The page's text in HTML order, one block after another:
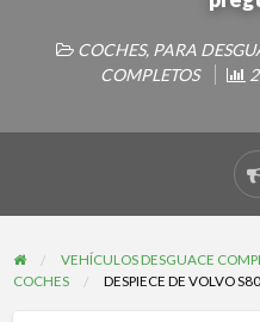
COCHES, PARA
COMPLETOS
VEHÍCULOS DESGUACE
COCHES
DESPIECE DE VOLVO